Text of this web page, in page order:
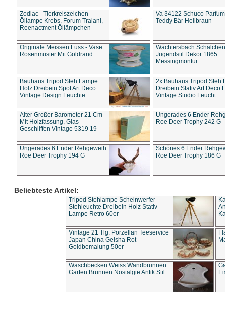
Zodiac - Tierkreiszeichen
Öllampe Krebs, Forum Traiani,
Reenactment Öllämpchen
Va 34122 Schuco
Teddy Bär Hellbraun
Originale Meissen Fuss - Vase
Rosenmuster Mit Goldrand
Wächtersbach Schälchen
Jugendstil Dekor 1865
Messingmontur
Bauhaus Tripod Steh Lampe
Holz Dreibein Spot Art Deco
Vintage Design Leuchte
2x Bauhaus Tripod Steh
Dreibein Stativ Art Deco
Vintage Studio Leucht
Alter Großer Barometer 21 Cm
Mit Holzfassung, Glas
Geschliffen Vintage 5319 19
Ungerades 6 Ender
Roe Deer Trophy 242 G
Ungerades 6 Ender Rehgeweih
Roe Deer Trophy 194 G
Schönes 6 Ender
Roe Deer Trophy 186 G
Beliebteste Artikel:
Tripod Stehlampe Scheinwerfer
Stehleuchte Dreibein Holz Stativ
Lampe Retro 60er
Vintage 21 Tlg. Porzellan Teeservice
Japan China Geisha Rot
Goldbemalung 50er
Waschbecken Weiss Wandbrunnen
Garten Brunnen Nostalgie Antik Stil